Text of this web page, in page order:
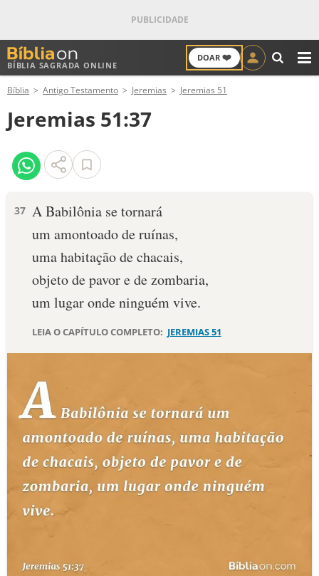
BÍBLIA SAGRADA ONLINE
DOAR ❤️
ANTIGO TESTAMENTO
NOVO TESTAMENTO
VERSÍCULOS
PALAVRA DO DIA
SALMO DO DIA
DEVOCIONAL DIÁRIO
ESTUDOS BÍBLICOS
ESBOÇOS DE PREGAÇÃO
TEMAS
PERGUNTE À BÍBLIA IA
QUEM SOMOS
Bíblia Antigo Testamento Jeremias Jeremias 51
Jeremias 51:37
37 A Babilônia se tornará
um amontoado de ruínas,
uma habitação de chacais,
objeto de pavor e de zombaria,
um lugar onde ninguém vive.
LEIA O CAPÍTULO COMPLETO: JEREMIAS 51